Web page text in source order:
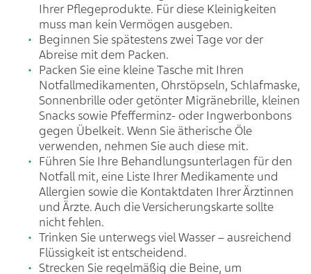
Ihrer Pflegeprodukte. Für diese Kleinigkeiten
muss man kein Vermögen ausgeben.
Beginnen Sie spätestens zwei Tage vor der
Abreise mit dem Packen.
Packen Sie eine kleine Tasche mit Ihren
Notfallmedikamenten, Ohrstöpseln, Schlafmaske,
Sonnenbrille oder getönter Migränebrille, kleinen
Snacks sowie Pfefferminz- oder Ingwerbonbons
gegen Übelkeit. Wenn Sie ätherische Öle
verwenden, nehmen Sie auch diese mit.
Führen Sie Ihre Behandlungsunterlagen für den
Notfall mit, eine Liste Ihrer Medikamente und
Allergien sowie die Kontaktdaten Ihrer Ärztinnen
und Ärzte. Auch die Versicherungskarte sollte
nicht fehlen.
Trinken Sie unterwegs viel Wasser – ausreichend
Flüssigkeit ist entscheidend.
Strecken Sie regelmäßig die Beine, um